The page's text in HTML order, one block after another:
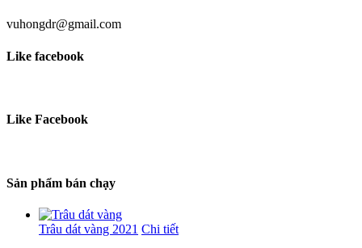
vuhongdr@gmail.com
Like facebook
Like Facebook
Sản phẩm bán chạy
Trâu dát vàng 2021 Chi tiết